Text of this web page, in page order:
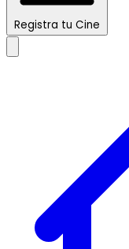
Registra tu Cine